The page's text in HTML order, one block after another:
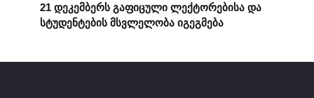
21 დეკემბერს გაფიცული ლექტორებისა და
სტუდენტების მსვლელობა იგეგმება